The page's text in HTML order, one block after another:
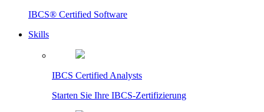
IBCS® Certified Software
Skills
IBCS Certified Analysts
Starten Sie Ihre IBCS-Zertifizierung